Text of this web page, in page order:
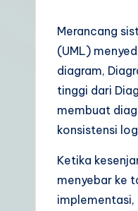
si
Merancang
(UML)
diagram,
tinggi dari
membuat
konsistensi
Ketika
menyebar ke
implementasi,